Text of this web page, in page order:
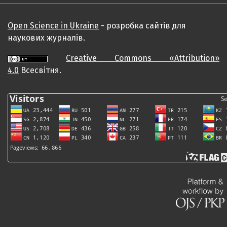
Open Science in Ukraine - розробка сайтів для
наукових журналів.
Creative Commons «Attribution»
4.0 Всесвітня.